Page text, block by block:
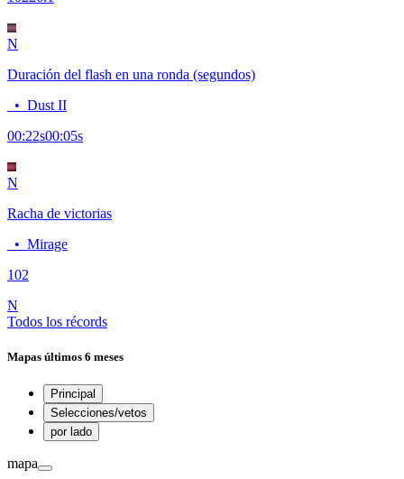
N
Duración del flash en una ronda (segundos)
• Dust II
00:22s00:05s
N
Racha de victorias
• Mirage
102
N
Todos los récords
Mapas últimos 6 meses
Principal
Selecciones/vetos
por lado
mapa